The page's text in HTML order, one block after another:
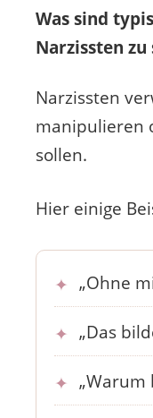
Was sind
Narzissten
Narzissten
manipulieren
sollen.
Hier einige
„Ohne
„Das
„Warum